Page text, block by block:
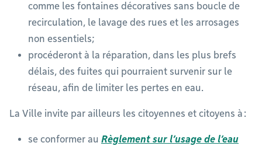
comme les fontaines décoratives sans boucle de
recirculation, le lavage des rues et les arrosages
non essentiels;
procéderont à la réparation, dans les plus brefs
délais, des fuites qui pourraient survenir sur le
réseau, afin de limiter les pertes en eau.
La Ville invite par ailleurs les citoyennes et citoyens à :
se conformer au Règlement sur l’usage de l’eau